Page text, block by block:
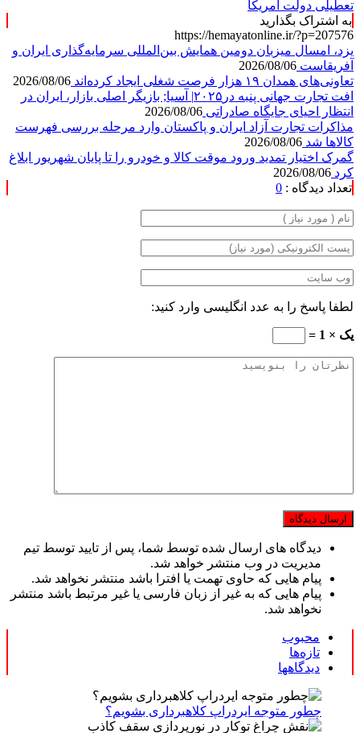
تعطیلی دولت آمریکا
به اشتراک بگذارید
https://hemayatonline.ir/?p=207576
یزد، امسال میزبان دومین همایش بین‌المللی سرمایه‌گذاری ایران و
آفریقاست 2026/08/06
تعاونی‌های همدان ۱۹ هزار فرصت شغلی ایجاد کرده‌اند
2026/08/06
افت تجارت جهانی پنبه در۲۰۲۵| آسیا; بازیگر اصلی بازار، ایران در
انتظار احیای جایگاه صادراتی 2026/08/06
مذاکرات تجارت آزاد ایران و پاکستان وارد مرحله بررسی فهرست
کالاها شد 2026/08/06
گمرک اختیار تمدید ورود موقت کالا و خودرو را تا پایان شهریور ابلاغ
کرد 2026/08/06
تعداد دیدگاه : 0
لطفا پاسخ را به عدد انگلیسی وارد کنید:
یک × 1 =
دیدگاه های ارسال شده توسط شما، پس از تایید توسط تیم
مدیریت در وب منتشر خواهد شد.
پیام هایی که حاوی تهمت یا افترا باشد منتشر نخواهد شد.
پیام هایی که به غیر از زبان فارسی یا غیر مرتبط باشد منتشر
نخواهد شد.
محبوب
تازه‌ها
دیدگاهها
چطور متوجه ایردراپ کلاهبرداری بشویم؟